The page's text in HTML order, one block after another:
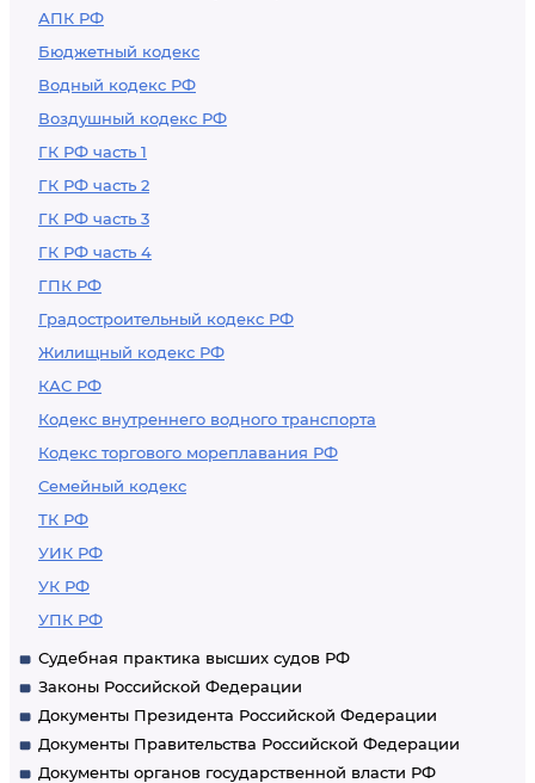
АПК РФ
Бюджетный кодекс
Водный кодекс РФ
Воздушный кодекс РФ
ГК РФ часть 1
ГК РФ часть 2
ГК РФ часть 3
ГК РФ часть 4
ГПК РФ
Градостроительный кодекс РФ
Жилищный кодекс РФ
КАС РФ
Кодекс внутреннего водного транспорта
Кодекс торгового мореплавания РФ
Семейный кодекс
ТК РФ
УИК РФ
УК РФ
УПК РФ
Судебная практика высших судов РФ
Законы Российской Федерации
Документы Президента Российской Федерации
Документы Правительства Российской Федерации
Документы органов государственной власти РФ